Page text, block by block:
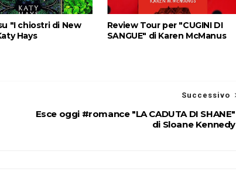
"I chiostri di New
Hays
Review Tour per "CUGINI DI
SANGUE" di Karen McManus
Successivo
Esce oggi #romance "LA CADUTA DI SHANE"
di Sloane Kennedy